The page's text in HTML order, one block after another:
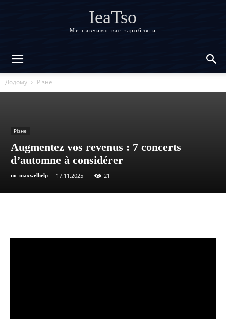
IeaTso
Ми навчимо вас заробляти
Додому Різне
Різне
Augmentez vos revenus : 7 concerts
d’automne à considérer
по maxwelhelp - 17.11.2025 21